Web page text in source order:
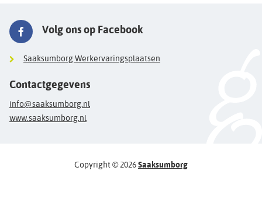
Volg ons op Facebook
Saaksumborg Werkervaringsplaatsen
Contactgegevens
info@saaksumborg.nl
www.saaksumborg.nl
Copyright © 2026Saaksumborg